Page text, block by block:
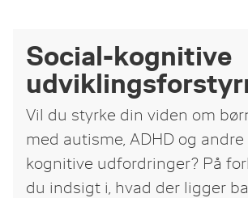
Social-kognitive
Vil du styrke din viden om
med autisme, ADHD og
kognitive udfordringer? På
du indsigt i, hvad der ligger